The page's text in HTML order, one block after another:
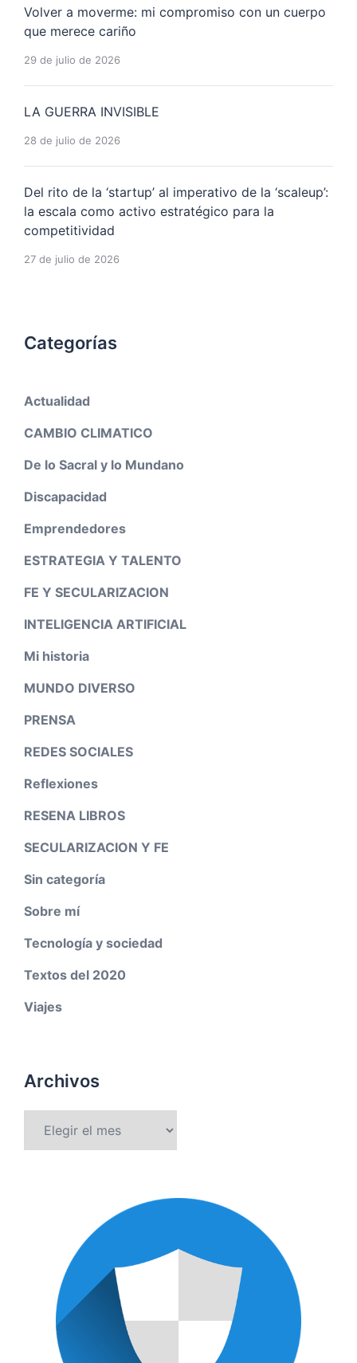
Volver a moverme: mi compromiso con un cuerpo
que merece cariño
29 de julio de 2026
LA GUERRA INVISIBLE
28 de julio de 2026
Del rito de la ‘startup’ al imperativo de la ‘scaleup’:
la escala como activo estratégico para la
competitividad
27 de julio de 2026
Categorías
Actualidad
CAMBIO CLIMATICO
De lo Sacral y lo Mundano
Discapacidad
Emprendedores
ESTRATEGIA Y TALENTO
FE Y SECULARIZACION
INTELIGENCIA ARTIFICIAL
Mi historia
MUNDO DIVERSO
PRENSA
REDES SOCIALES
Reflexiones
RESENA LIBROS
SECULARIZACION Y FE
Sin categoría
Sobre mí
Tecnología y sociedad
Textos del 2020
Viajes
Archivos